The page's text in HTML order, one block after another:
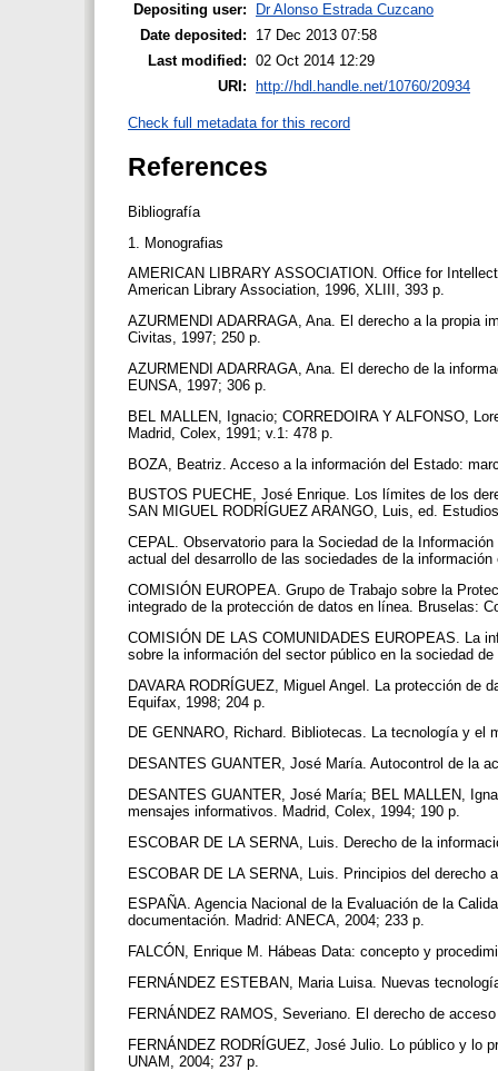
Depositing user:
Dr Alonso Estrada Cuzcano
Date deposited:
17 Dec 2013 07:58
Last modified: 02 Oct 2014 12:29
URI:
http://hdl.handle.net/10760/20934
Check full metadata for this record
References
Bibliografía
1. Monografias
AMERICAN LIBRARY ASSOCIATION. Office for
American Library Association, 1996, XLIII, 393 p.
AZURMENDI ADARRAGA, Ana. El derecho a la propia
Civitas, 1997; 250 p.
AZURMENDI ADARRAGA, Ana. El derecho de la
EUNSA, 1997; 306 p.
BEL MALLEN, Ignacio; CORREDOIRA Y ALFONSO,
Madrid, Colex, 1991; v.1: 478 p.
BOZA, Beatriz. Acceso a la información del Estado:
BUSTOS PUECHE, José Enrique. Los límites de los
SAN MIGUEL RODRÍGUEZ ARANGO, Luis, ed.
CEPAL. Observatorio para la Sociedad de la
actual del desarrollo de las sociedades de la
COMISIÓN EUROPEA. Grupo de Trabajo sobre la
integrado de la protección de datos en línea. Bruselas:
COMISIÓN DE LAS COMUNIDADES EUROPEAS. La
sobre la información del sector público en la sociedad
DAVARA RODRÍGUEZ, Miguel Angel. La protección de
Equifax, 1998; 204 p.
DE GENNARO, Richard. Bibliotecas. La tecnología y
DESANTES GUANTER, José María. Autocontrol de la
DESANTES GUANTER, José María; BEL MALLEN,
mensajes informativos. Madrid, Colex, 1994; 190 p.
ESCOBAR DE LA SERNA, Luis. Derecho de la
ESCOBAR DE LA SERNA, Luis. Principios del
ESPAÑA. Agencia Nacional de la Evaluación de la
documentación. Madrid: ANECA, 2004; 233 p.
FALCÓN, Enrique M. Hábeas Data: concepto y
FERNÁNDEZ ESTEBAN, Maria Luisa. Nuevas
FERNÁNDEZ RAMOS, Severiano. El derecho de
FERNÁNDEZ RODRÍGUEZ, José Julio. Lo público y lo
UNAM, 2004; 237 p.